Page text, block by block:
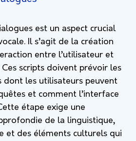
est un aspect crucial
Il s’agit de la création
entre l’utilisateur et
Ces scripts doivent prévoir les
dont les utilisateurs peuvent
et comment l’interface
étape exige une
de la linguistique,
et des éléments culturels qui